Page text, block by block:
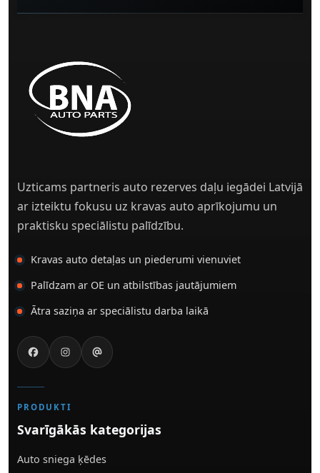
Uzticams partneris auto rezerves daļu iegādei Latvijā
ar izteiktu fokusu uz kravas auto aprīkojumu un
praktisku speciālistu palīdzību.
Kravas auto detaļas un piederumi vienuviet
Palīdzam ar OE un atbilstības jautājumiem
Ātra saziņa ar speciālistu darba laikā
PRODUKTI
Svarīgākās kategorijas
Auto sniega ķēdes